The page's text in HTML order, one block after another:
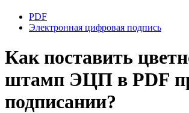
PDF
Электронная цифровая подпись
Как поставить
штамп ЭЦП в PDF
подписании?